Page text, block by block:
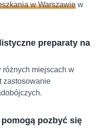
w Warszawie w
preparaty na
różnych miejscach w
zastosowanie
pozbyć się